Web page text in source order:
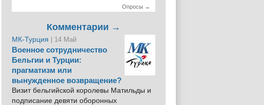
Опросы →
Комментарии →
МК-Турция | 14 Май
Военное сотрудничество
Бельгии и Турции:
прагматизм или
вынужденное возвращение?
Визит бельгийской королевы Матильды и
подписание девяти оборонных